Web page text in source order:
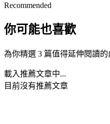
Recommended
你可能也喜歡
為你精選 3 篇值得延伸閱讀的
載入推薦文章中...
目前沒有推薦文章